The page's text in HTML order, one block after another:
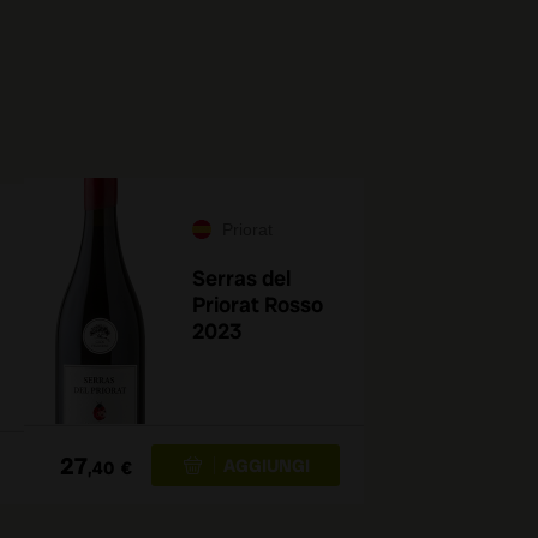
Serras del
Priorat Rosso
2023
27,40 €